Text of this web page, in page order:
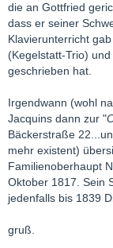
die an Gottfried
dass er seiner
Klavierunterricht
(Kegelstatt-Trio)
geschrieben hat.
Irgendwann (wohl
Jacquins dann zur "
Bäckerstraße
mehr existent)
Familienoberhaupt
Oktober 1817. Sein
jedenfalls bis 1839
gruß.